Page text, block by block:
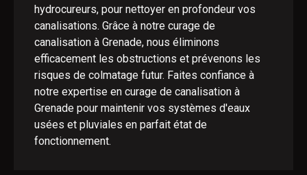
hydrocureurs, pour nettoyer en profondeur vos
canalisations. Grâce à notre curage de
canalisation à Grenade, nous éliminons
efficacement les obstructions et prévenons les
risques de colmatage futur. Faites confiance à
notre expertise en curage de canalisation à
Grenade pour maintenir vos systèmes d'eaux
usées et pluviales en parfait état de
fonctionnement.